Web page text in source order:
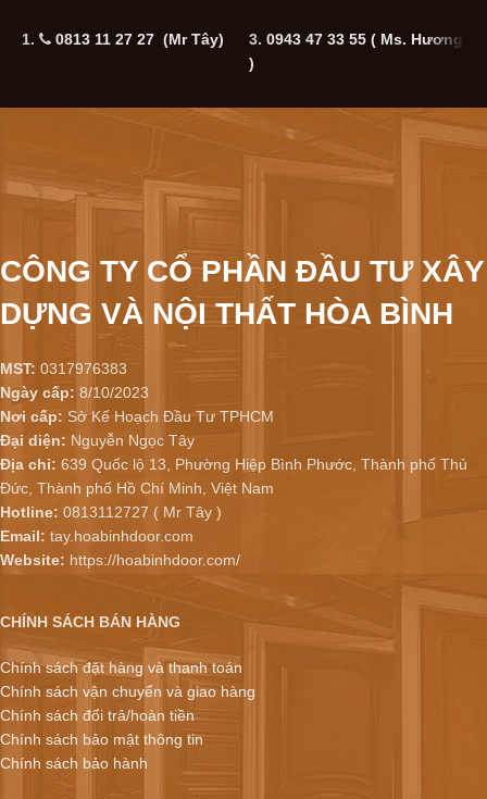
1. 0813 11 27 27 (Mr Tây) 3. 0943 47 33 55 ( Ms. Hương
)
CÔNG TY CỔ PHẦN ĐẦU TƯ XÂY
DỰNG VÀ NỘI THẤT HÒA BÌNH
MST: 0317976383
Ngày cấp: 8/10/2023
Nơi cấp: Sở Kế Hoạch Đầu Tư TPHCM
Đại diện: Nguyễn Ngọc Tây
Địa chỉ: 639 Quốc lộ 13, Phường Hiệp Bình Phước, Thành phố Thủ
Đức, Thành phố Hồ Chí Minh, Việt Nam
Hotline: 0813112727 ( Mr Tây )
Email: tay.hoabinhdoor.com
Website: https://hoabinhdoor.com/
CHÍNH SÁCH BÁN HÀNG
Chính sách đặt hàng và thanh toán
Chính sách vận chuyển và giao hàng
Chính sách đổi trả/hoàn tiền
Chính sách bảo mật thông tin
Chính sách bảo hành